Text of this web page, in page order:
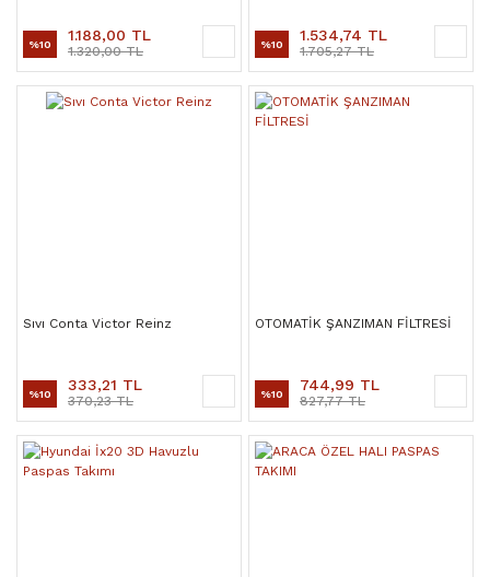
%10 1.188,00 TL
1.320,00 TL %10 1.534,74 TL
1.705,27 TL
Sıvı Conta Victor Reinz
%10 333,21 TL
370,23 TL
OTOMATİK ŞANZIMAN FİLTRESİ
%10 744,99 TL
827,77 TL